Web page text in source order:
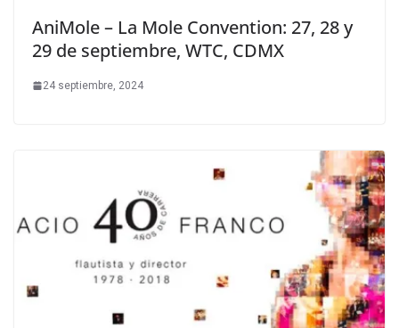
AniMole – La Mole Convention: 27, 28 y
29 de septiembre, WTC, CDMX
24 septiembre, 2024